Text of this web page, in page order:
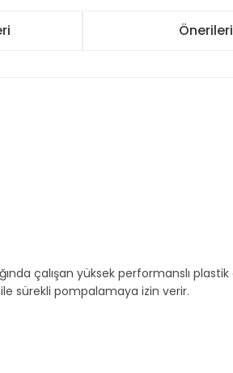
çalışan yüksek performanslı
sürekli pompalamaya izin verir.